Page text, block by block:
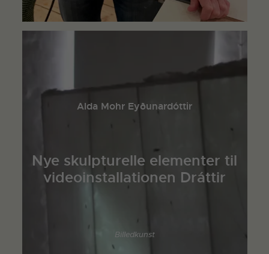
Alda Mohr Eyðunardóttir
Nye skulpturelle elementer til
videoinstallationen Dráttir
Billedkunst